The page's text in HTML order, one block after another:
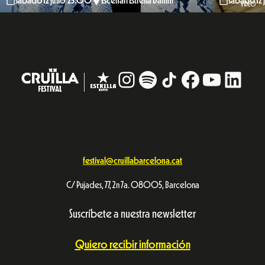
VIDEO
Instagram
# TikTokFacebook
festival@cruillabarcelona.cat
C/ Pujades, 77, 2n 7a. 08005, Barcelona
Suscríbete a nuestra newsletter
Quiero recibir información